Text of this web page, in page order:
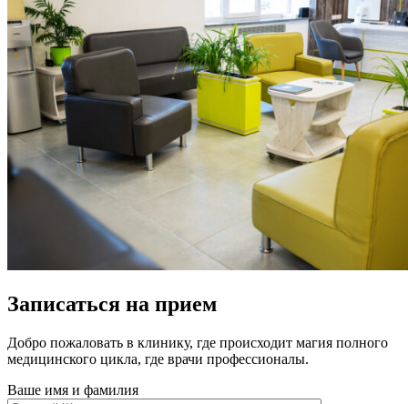
Записаться на прием
Добро пожаловать в клинику, где происходит магия полного
медицинского цикла, где врачи профессионалы.
Ваше имя и фамилия